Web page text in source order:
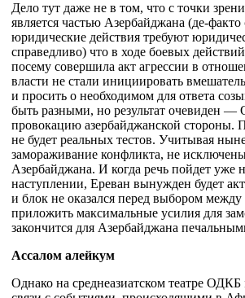
Дело тут даже не в том, что с точки
является частью Азербайджана (де-
юридические действия требуют
справедливо) что в ходе боевых
посему совершила акт агрессии в
власти не стали инициировать
и просить о необходимом для ответа
быть разными, но результат очевиден
провокацию азербайджанской стороны.
не будет реальных тестов. Учитывая
замораживание конфликта, не
Азербайджана. И когда речь пойдет
наступлении, Ереван вынужден будет
и блок не оказался перед выбором
приложить максимальные усилия для
закончится для Азербайджана
Ассалом алейкум
Однако на среднеазиатском театре